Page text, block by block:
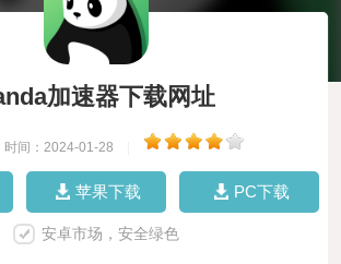
加速器下载网址
时间：2024-01-28
苹果下载 PC下载
安卓市场，安全绿色